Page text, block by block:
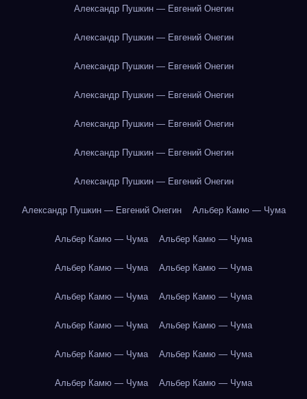
Александр Пушкин — Евгений Онегин
Александр Пушкин — Евгений Онегин
Александр Пушкин — Евгений Онегин
Александр Пушкин — Евгений Онегин
Александр Пушкин — Евгений Онегин
Александр Пушкин — Евгений Онегин
Александр Пушкин — Евгений Онегин
Александр Пушкин — Евгений Онегин Альбер Камю — Чума
Альбер Камю — Чума Альбер Камю — Чума
Альбер Камю — Чума Альбер Камю — Чума
Альбер Камю — Чума Альбер Камю — Чума
Альбер Камю — Чума Альбер Камю — Чума
Альбер Камю — Чума Альбер Камю — Чума
Альбер Камю — Чума Альбер Камю — Чума